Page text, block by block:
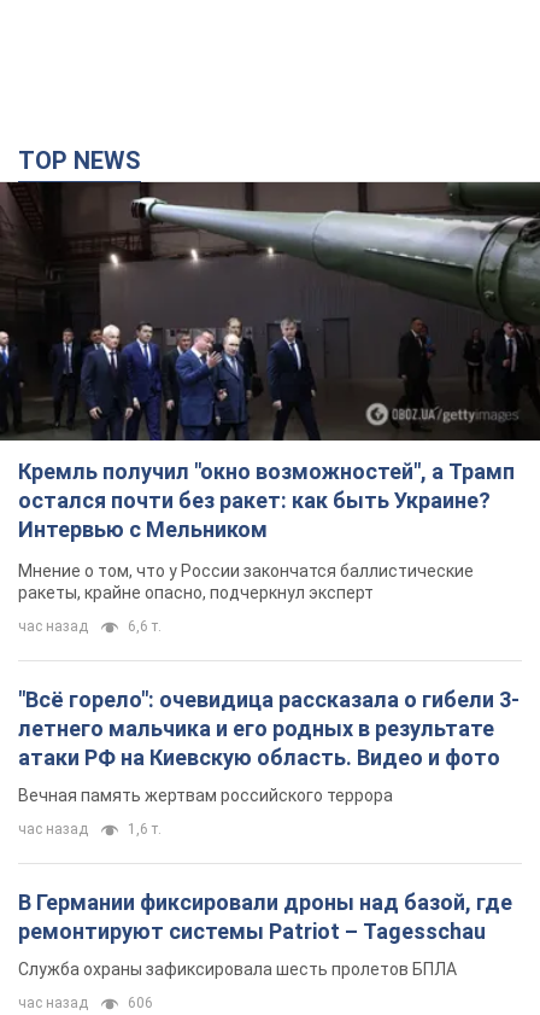
TOP NEWS
Кремль получил "окно возможностей", а Трамп
остался почти без ракет: как быть Украине?
Интервью с Мельником
Мнение о том, что у России закончатся баллистические
ракеты, крайне опасно, подчеркнул эксперт
час назад 6,6 т.
"Всё горело": очевидица рассказала о гибели 3-
летнего мальчика и его родных в результате
атаки РФ на Киевскую область. Видео и фото
Вечная память жертвам российского террора
час назад 1,6 т.
В Германии фиксировали дроны над базой, где
ремонтируют системы Patriot – Tagesschau
Служба охраны зафиксировала шесть пролетов БПЛА
час назад 606